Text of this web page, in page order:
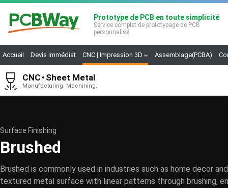
Prototype de PCB en toute simplicité
Service complet de prototypage de PCB
personnalisé.
Accueil Devis immédiat CNC | Impression 3D Assemblage(PCBA)
CNC Sheet Metal
Manufacturing. Machining.
Surface Finishing
Brushed
Brushed is commonly used in industries such as home decor
textured metal surface with linear patterns through brushing,